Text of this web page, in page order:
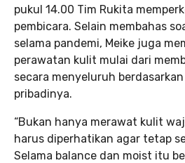
pukul 14.00 Tim Rukita
pembicara. Selain membahas
selama pandemi, Meike juga
perawatan kulit mulai dari
secara menyeluruh
pribadinya.
“Bukan hanya merawat kulit
harus diperhatikan agar tetap
Selama balance dan moist itu